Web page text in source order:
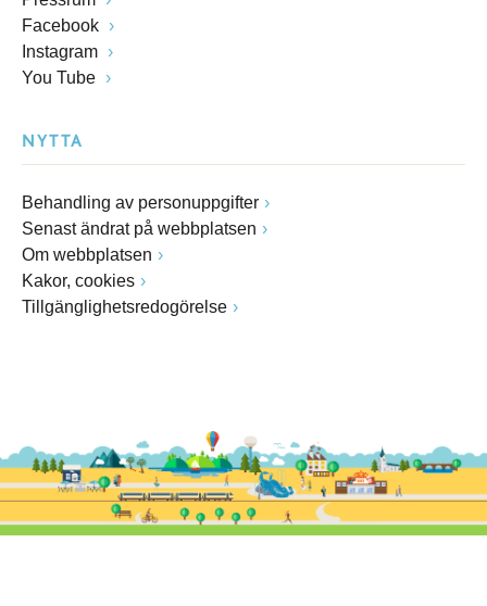
Facebook
Instagram
You Tube
NYTTA
Behandling av personuppgifter
Senast ändrat på webbplatsen
Om webbplatsen
Kakor, cookies
Tillgänglighetsredogörelse